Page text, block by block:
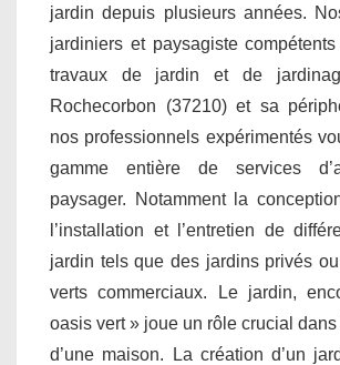
jardin depuis plusieurs années.
jardiniers et paysagiste
travaux de jardin et de
Rochecorbon (37210) et sa
nos professionnels expérimentés
gamme entière de services
paysager. Notamment la
l’installation et l’entretien de
jardin tels que des jardins privés
verts commerciaux. Le jardin,
oasis vert » joue un rôle crucial
d’une maison. La création d’un